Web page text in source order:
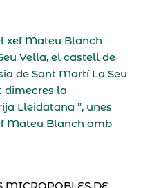
xef Mateu Blanch
Vella, el castell de
de Sant Martí La Seu
dimecres la
Lleidatana ”, unes
Mateu Blanch amb